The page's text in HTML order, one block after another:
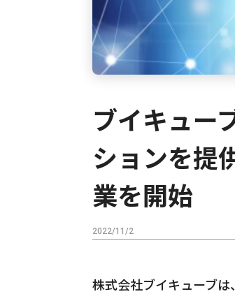
ブイキュー
ションを提
業を開始
2022/11/2
株式会社ブイキューブは